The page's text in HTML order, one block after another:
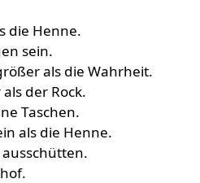
die Henne.
sein.
als die Wahrheit.
der Rock.
Taschen.
als die Henne.